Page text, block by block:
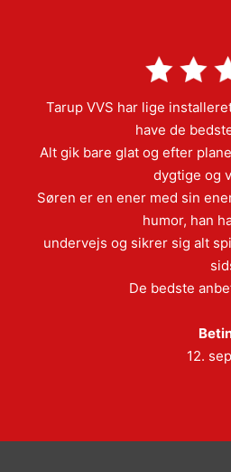
Tarup VVS har lige
have de
Alt gik bare glat og efter
dygtige og
Søren er en ener med sin
humor, han
undervejs og sikrer sig alt
De bedste
12.